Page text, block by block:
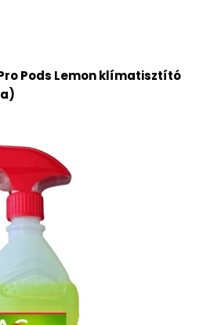
Pods Lemon klímatisztító